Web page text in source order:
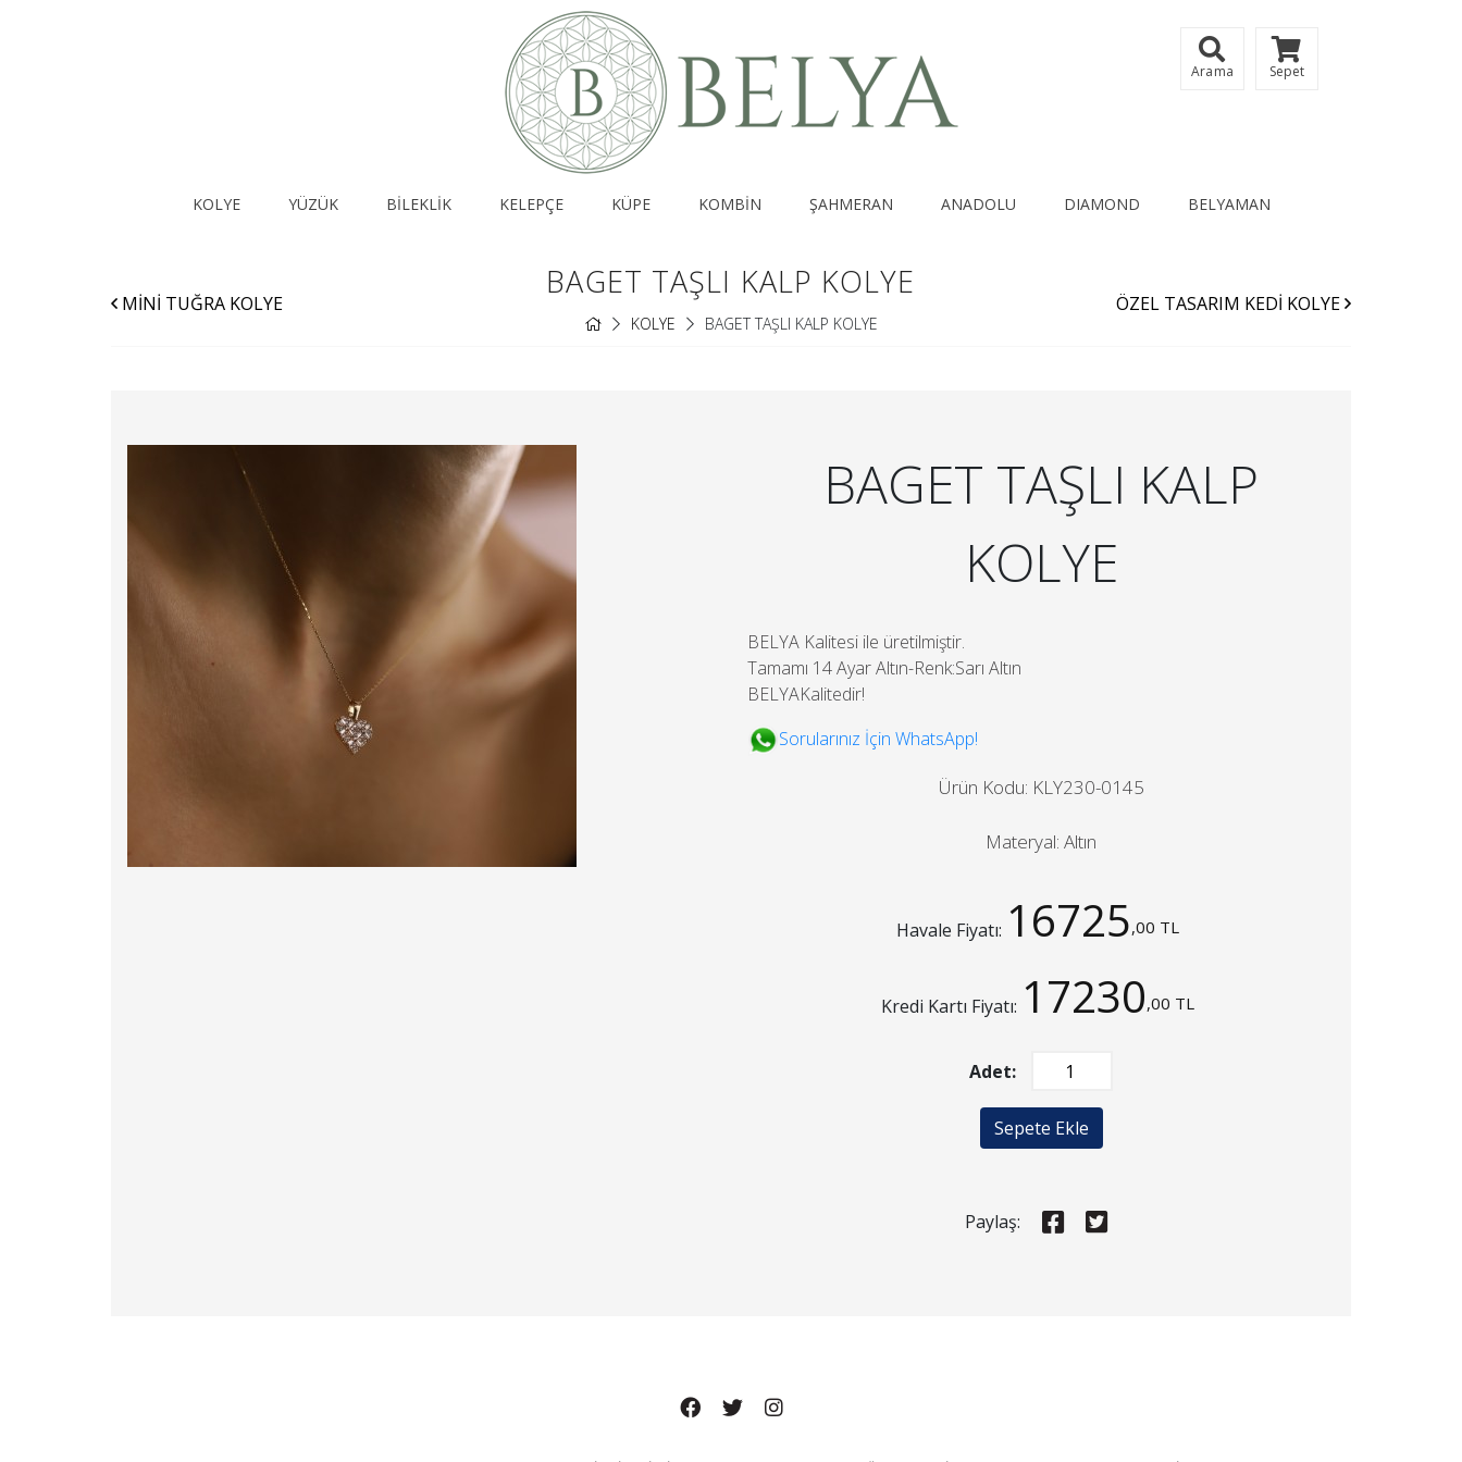
Arama Sepet
KOLYE YÜZÜK BİLEKLİK KELEPÇE KÜPE KOMBİN ŞAHMERAN ANADOLU DIAMOND BELYAMAN
MİNİ TUĞRA KOLYE ÖZEL TASARIM KEDİ KOLYE
BAGET TAŞLI KALP KOLYE
KOLYE BAGET TAŞLI KALP KOLYE
BAGET TAŞLI KALP
KOLYE
BELYA Kalitesi ile üretilmiştir.
Tamamı 14 Ayar Altın-Renk:Sarı Altın
BELYAKalitedir!
Sorularınız İçin WhatsApp!
Ürün Kodu: KLY230-0145
Materyal: Altın
Havale Fiyatı: 16725,00 TL
Kredi Kartı Fiyatı: 17230,00 TL
Adet:
Sepete Ekle
Paylaş: